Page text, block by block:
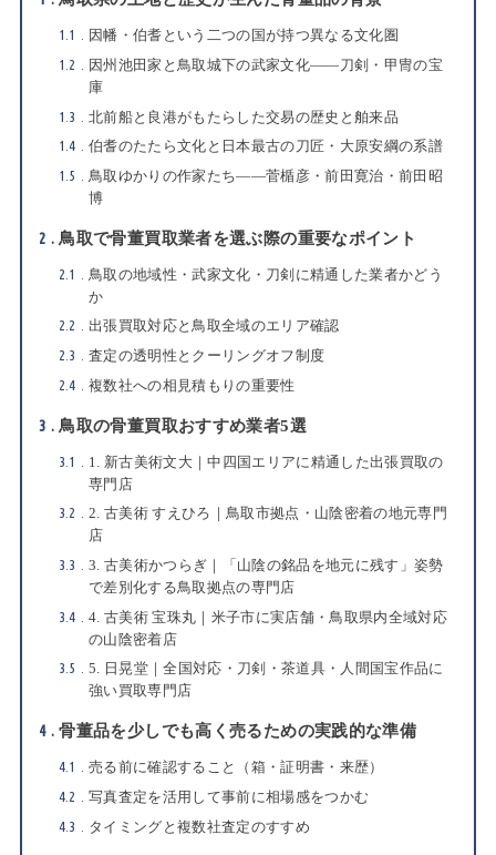
1.1
因幡・伯耆という二つの国が持つ異なる文化圏
1.2
因州池田家と鳥取城下の武家文化——刀剣・甲冑の宝
庫
1.3
北前船と良港がもたらした交易の歴史と舶来品
1.4
伯耆のたたら文化と日本最古の刀匠・大原安綱の系譜
1.5
鳥取ゆかりの作家たち——菅楯彦・前田寛治・前田昭
博
2 鳥取で骨董買取業者を選ぶ際の重要なポイント
2.1
鳥取の地域性・武家文化・刀剣に精通した業者かどう
か
2.2
出張買取対応と鳥取全域のエリア確認
2.3
査定の透明性とクーリングオフ制度
2.4
複数社への相見積もりの重要性
3 鳥取の骨董買取おすすめ業者5選
3.1
1. 新古美術文大｜中四国エリアに精通した出張買取の
専門店
3.2
2. 古美術 すえひろ｜鳥取市拠点・山陰密着の地元専門
店
3.3
3. 古美術かつらぎ｜「山陰の銘品を地元に残す」姿勢
で差別化する鳥取拠点の専門店
3.4
4. 古美術 宝珠丸｜米子市に実店舗・鳥取県内全域対応
の山陰密着店
3.5
5. 日晃堂｜全国対応・刀剣・茶道具・人間国宝作品に
強い買取専門店
4 骨董品を少しでも高く売るための実践的な準備
4.1
売る前に確認すること（箱・証明書・来歴）
4.2
写真査定を活用して事前に相場感をつかむ
4.3
タイミングと複数社査定のすすめ